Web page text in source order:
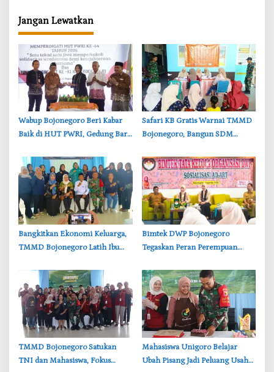
Jangan Lewatkan
‎Wabup Bojonegoro Beri Kabar
Baik di HUT PWRI, Gedung Baru
‎Safari KB Gratis Warnai TMMD
Bojonegoro, Bangun SDM
‎Bangkitkan Ekonomi Keluarga,
TMMD Bojonegoro Latih Ibu
Unggulan
‎Bimtek DWP Bojonegoro
Tegaskan Peran Perempuan
Pembangunan
‎TMMD Bojonegoro Satukan
TNI dan Mahasiswa, Fokus
‎Mahasiswa Unigoro Belajar
Ubah Pisang Jadi Peluang Usaha